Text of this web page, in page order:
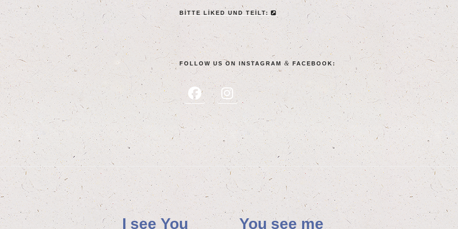
BIT­TE LIK­ED UND TEILT:
FOL­LOW US ON INSTA­GRAM& FACEBOOK:
I see You You see me